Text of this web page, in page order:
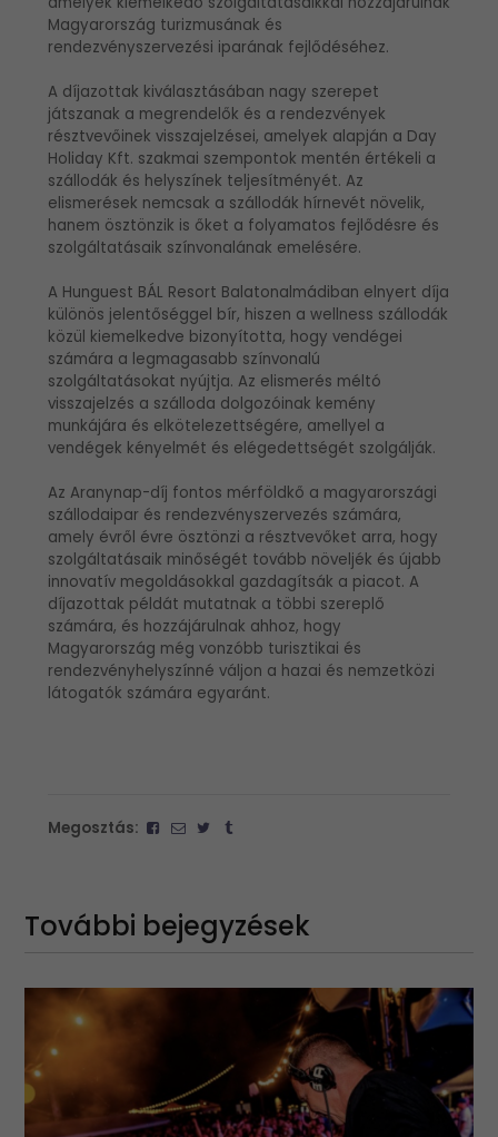
Magyarország turizmusának és
rendezvényszervezési iparának fejlődéséhez.
A díjazottak kiválasztásában nagy szerepet
játszanak a megrendelők és a rendezvények
résztvevőinek visszajelzései, amelyek alapján a Day
Holiday Kft. szakmai szempontok mentén értékeli a
szállodák és helyszínek teljesítményét. Az
elismerések nemcsak a szállodák hírnevét növelik,
hanem ösztönzik is őket a folyamatos fejlődésre és
szolgáltatásaik színvonalának emelésére.
A Hunguest BÁL Resort Balatonalmádiban elnyert díja
különös jelentőséggel bír, hiszen a wellness szállodák
közül kiemelkedve bizonyította, hogy vendégei
számára a legmagasabb színvonalú
szolgáltatásokat nyújtja. Az elismerés méltó
visszajelzés a szálloda dolgozóinak kemény
munkájára és elkötelezettségére, amellyel a
vendégek kényelmét és elégedettségét szolgálják.
Az Aranynap-díj fontos mérföldkő a magyarországi
szállodaipar és rendezvényszervezés számára,
amely évről évre ösztönzi a résztvevőket arra, hogy
szolgáltatásaik minőségét tovább növeljék és újabb
innovatív megoldásokkal gazdagítsák a piacot. A
díjazottak példát mutatnak a többi szereplő
számára, és hozzájárulnak ahhoz, hogy
Magyarország még vonzóbb turisztikai és
rendezvényhelyszínné váljon a hazai és nemzetközi
látogatók számára egyaránt.
Megosztás:
További bejegyzések